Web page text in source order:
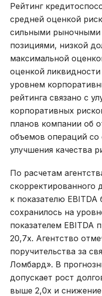
Рейтинг
средней оценкой
сильными
позициями, низкой
максимальной
оценкой
уровнем
рейтинга связано с
корпоративных
планов компании об
объемов операций
улучшения качества
По расчетам
скорректированного
к показателю EBITDA
сохранилось на
показателем
20,7х. Агентство
поручительства за
Ломбард». В
допускает рост
выше 2,0х и